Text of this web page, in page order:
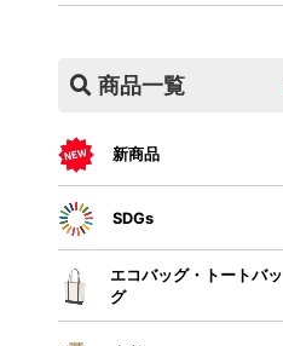
商品一覧
新商品
SDGs
エコバッグ・トートバッ
グ